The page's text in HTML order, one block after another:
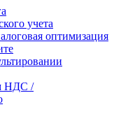
учета
оптимизация
НДС /